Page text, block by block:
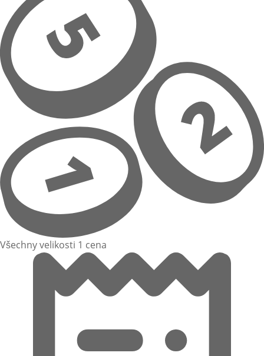
Všechny velikosti 1 cena